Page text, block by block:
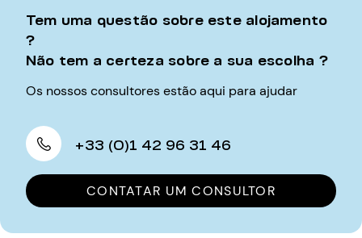
Tem uma questão sobre este alojamento
?
Não tem a certeza sobre a sua escolha ?
Os nossos consultores estão aqui para ajudar
+33 (0)1 42 96 31 46
CONTATAR UM CONSULTOR